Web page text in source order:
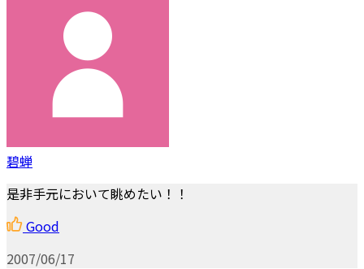
碧蝉
是非手元において眺めたい！！
Good
2007/06/17